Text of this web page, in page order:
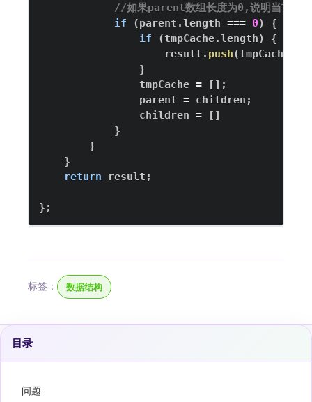
//如果parent数组长度为0,说明当前层遍
if
(parent .length === 0)
{
if
(tmpCache.length)
{
                    result
. push(tmpCache
}
                tmpCache
= [ ] ;
                parent
= children ;
                children
= [ ]
}
}
}
return result ;
} ;
标签： 数据结构
目录
问题